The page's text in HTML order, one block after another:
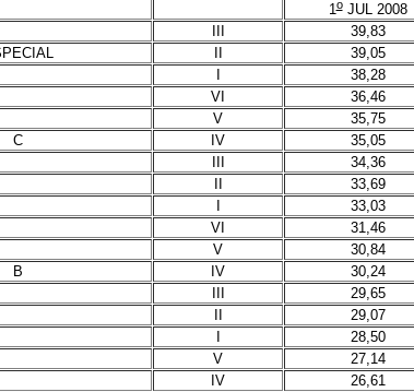
1oJUL 2008
III
39,83
II 39,05
I
38,28
VI
36,46
V
35,75
C
IV 35,05
III
34,36
II
33,69
I
33,03
VI
31,46
V
30,84
B
IV 30,24
III
29,65
II
29,07
I
28,50
V
27,14
IV
26,61